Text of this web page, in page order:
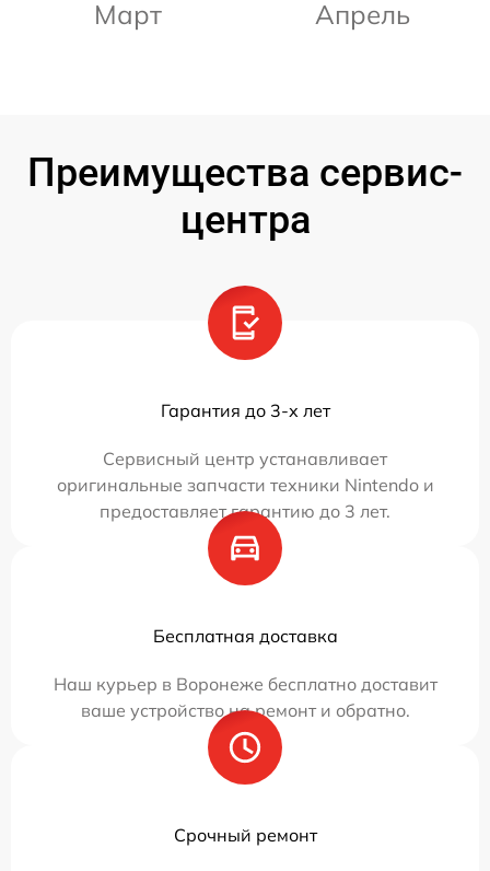
Март Апрель
Преимущества сервис-
центра
Гарантия до 3-х лет
Сервисный центр устанавливает
оригинальные запчасти техники Nintendo и
предоставляет гарантию до 3 лет.
Бесплатная доставка
Наш курьер в Воронеже бесплатно доставит
ваше устройство на ремонт и обратно.
Срочный ремонт